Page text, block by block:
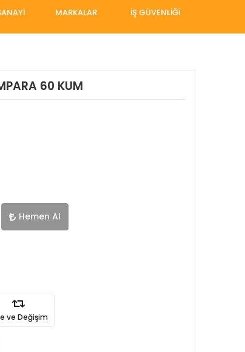
MARKALAR İŞ GÜVENLİĞİ
60 KUM
Hemen Al
ve Değişim